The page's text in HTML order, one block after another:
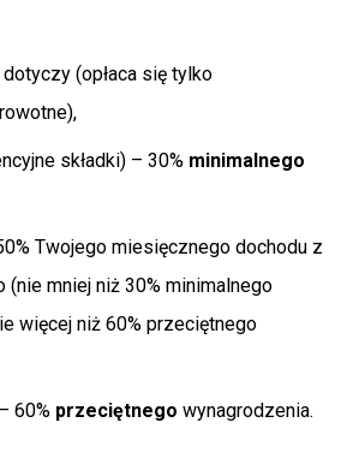
(opłaca się tylko
składki) – 30% minimalnego
Twojego miesięcznego dochodu z
(nie mniej niż 30% minimalnego
więcej niż 60% przeciętnego
60% przeciętnego wynagrodzenia.